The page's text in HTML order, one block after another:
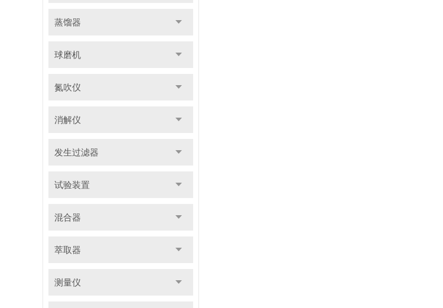
蒸馏器
球磨机
氮吹仪
消解仪
发生过滤器
试验装置
混合器
萃取器
测量仪